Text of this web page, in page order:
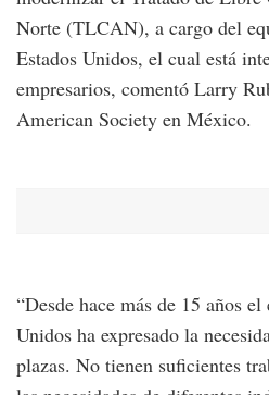
Norte (TLCAN), a cargo del
Estados Unidos, el cual está
empresarios, comentó Larry
American Society en México.
“Desde hace más de 15 años
Unidos ha expresado la
plazas. No tienen suficientes